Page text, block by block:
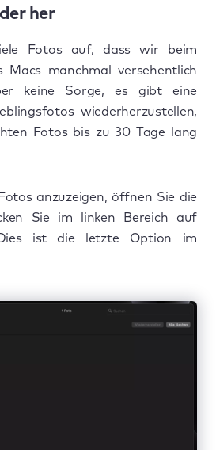
her
Fotos auf, dass wir beim
Macs manchmal versehentlich
keine Sorge, es gibt eine
wiederherzustellen,
Fotos bis zu 30 Tage lang
anzuzeigen, öffnen Sie die
Sie im linken Bereich auf
ist die letzte Option im